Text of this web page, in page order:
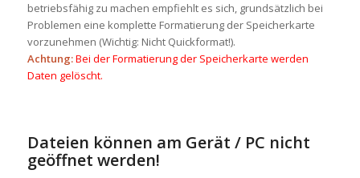
betriebsfähig zu machen empfiehlt es sich, grundsätzlich bei
Problemen eine komplette Formatierung der Speicherkarte
vorzunehmen (Wichtig: Nicht Quickformat!).
Achtung:Bei der Formatierung der Speicherkarte werden
Daten gelöscht.
Dateien können am Gerät / PC nicht
geöffnet werden!